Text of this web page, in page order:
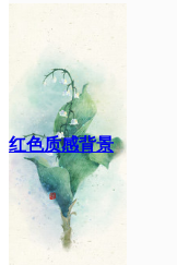
红色质感背景